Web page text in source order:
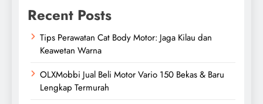
Recent Posts
Tips Perawatan Cat Body Motor: Jaga Kilau dan
Keawetan Warna
OLXMobbi Jual Beli Motor Vario 150 Bekas & Baru
Lengkap Termurah